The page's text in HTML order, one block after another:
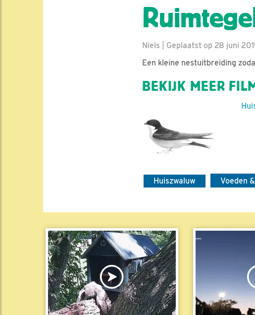
Niels | Geplaatst op 28 juni
Een kleine nestuitbreiding
BEKIJK MEER
Huiszwaluw Voeden